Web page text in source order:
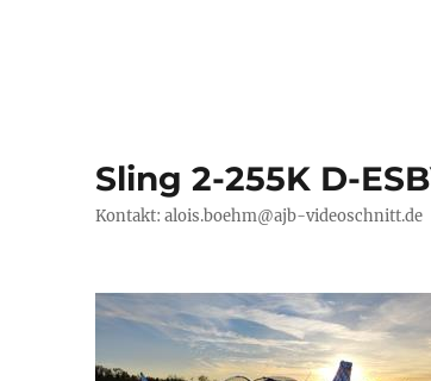
Sling 2-255K D-
Kontakt: alois.boehm@ajb-videoschnitt.de